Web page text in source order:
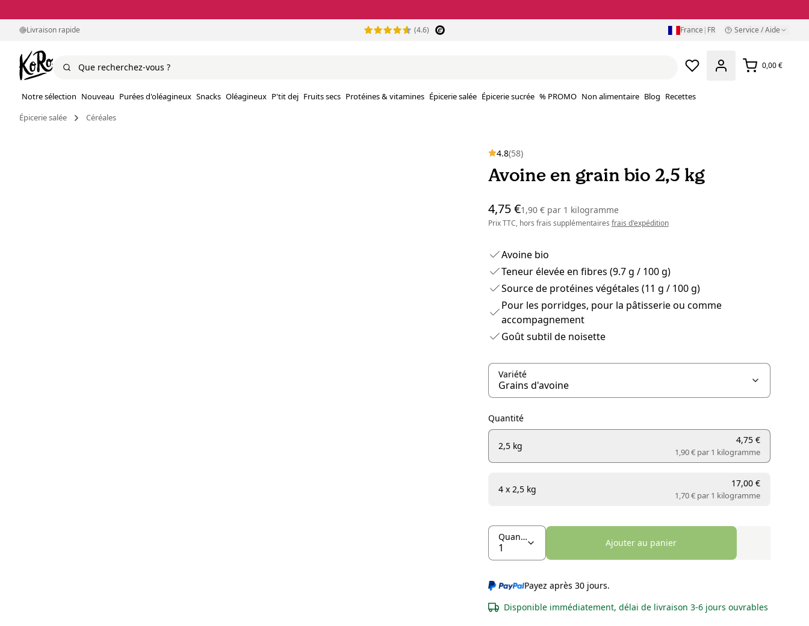
Livraison rapide (4.6) France | FR Service / Aide
0,00 €
Notre sélection Nouveau Purées d'oléagineux Snacks Oléagineux P'tit dej Fruits secs Protéines & vitamines Épicerie salée Épicerie sucrée % PROMO Non alimentaire Blog Recettes
Épicerie salée
Céréales
4.8(58)
Avoine en grain bio 2,5 kg
4,75 €1,90 € par1 kilogramme
Prix TTC, hors frais supplémentaires frais d'expédition
Avoine bio
Teneur élevée en fibres (9.7 g / 100 g)
Source de protéines végétales (11 g / 100 g)
Pour les porridges, pour la pâtisserie ou comme
accompagnement
Goût subtil de noisette
Variété
Quantité
2,5 kg
4,75 €
1,90 € par1 kilogramme
4 x 2,5 kg
17,00 €
1,70 € par1 kilogramme
Quantité
Ajouter au panier
Payez après 30 jours.
Disponible immédiatement, délai de livraison 3-6 jours ouvrables